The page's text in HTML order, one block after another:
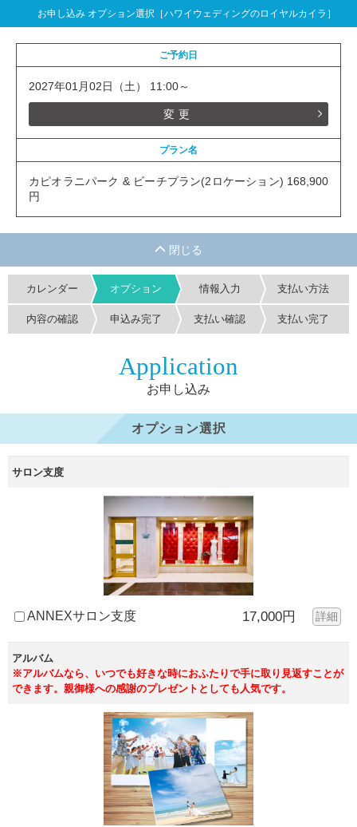
お申し込み オプション選択［ハワイウェディングのロイヤルカイラ］
ご予約日
2027年01月02日（土） 11:00～
変更
プラン名
カピオラニパーク & ビーチプラン(2ロケーション) 168,900
円
カレンダー オプション 情報入力 支払い方法
内容の確認 申込み完了 支払い確認 支払い完了
Application
お申し込み
オプション選択
サロン支度
ANNEXサロン支度 17,000円 詳細
アルバム
※アルバムなら、いつでも好きな時におふたりで手に取り見返すことが
できます。親御様への感謝のプレゼントとしても人気です。